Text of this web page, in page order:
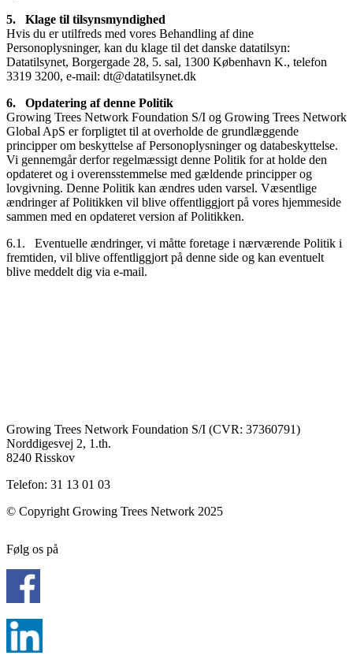
5. Klage til tilsynsmyndighed
Hvis du er utilfreds med vores Behandling af dine
Personoplysninger, kan du klage til det danske datatilsyn:
Datatilsynet, Borgergade 28, 5. sal, 1300 København K., telefon
3319 3200, e-mail: dt@datatilsynet.dk
6. Opdatering af denne Politik
Growing Trees Network Foundation S/I og Growing Trees Network
Global ApS er forpligtet til at overholde de grundlæggende
principper om beskyttelse af Personoplysninger og databeskyttelse.
Vi gennemgår derfor regelmæssigt denne Politik for at holde den
opdateret og i overensstemmelse med gældende principper og
lovgivning. Denne Politik kan ændres uden varsel. Væsentlige
ændringer af Politikken vil blive offentliggjort på vores hjemmeside
sammen med en opdateret version af Politikken.
6.1. Eventuelle ændringer, vi måtte foretage i nærværende Politik i
fremtiden, vil blive offentliggjort på denne side og kan eventuelt
blive meddelt dig via e-mail.
Growing Trees Network Foundation S/I (CVR: 37360791)
Norddigesvej 2, 1.th.
8240 Risskov
Telefon: 31 13 01 03
© Copyright Growing Trees Network 2025
Følg os på